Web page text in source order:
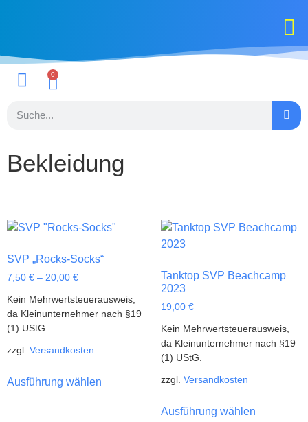
0
Bekleidung
SVP „Rocks-Socks“
7,50 € – 20,00 €
Kein Mehrwertsteuerausweis,
da Kleinunternehmer nach §19
(1) UStG.
zzgl. Versandkosten
Ausführung wählen
Tanktop SVP Beachcamp
2023
19,00 €
Kein Mehrwertsteuerausweis,
da Kleinunternehmer nach §19
(1) UStG.
zzgl. Versandkosten
Ausführung wählen